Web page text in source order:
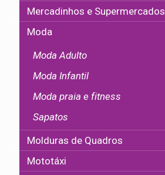
Mercadinhos e Supermercados
Moda
Moda Adulto
Moda Infantil
Moda praia e fitness
Sapatos
Molduras de Quadros
Mototáxi